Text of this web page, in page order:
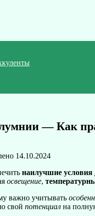
— Как
14.10.2024
наилучшие условия
освещение,
важно учитывать
свой потенциал на